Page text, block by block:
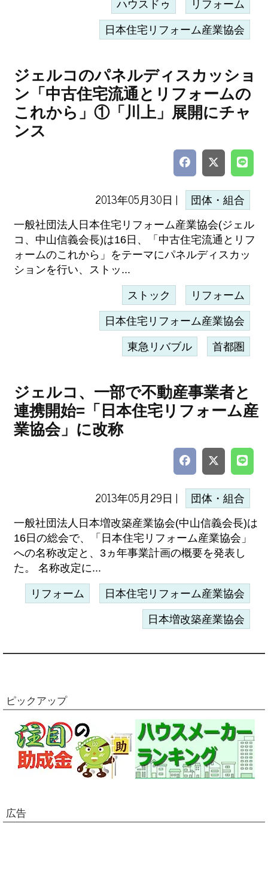
ハウスドゥ リフォーム
日本住宅リフォーム産業協会
ジェルコのパネルディスカッショ
ン「中古住宅流通とリフォームの
これから」①「川上」展開にチャ
ンス
2013年05月30日 | 団体・組合
一般社団法人日本住宅リフォーム産業協会(ジェル
コ、中山信義会長)は16日、「中古住宅流通とリフ
ォームのこれから」をテーマにパネルディスカッ
ションを行い、ストッ...
ストック リフォーム
日本住宅リフォーム産業協会
東急リバブル 首都圏
ジェルコ、一部で不動産事業者と
連携開始=「日本住宅リフォーム産
業協会」に改称
2013年05月29日 | 団体・組合
一般社団法人日本増改築産業協会(中山信義会長)は
16日の総会で、「日本住宅リフォーム産業協会」
への名称改定と、3ヵ年事業計画の概要を発表し
た。 名称改定に...
リフォーム 日本住宅リフォーム産業協会
日本増改築産業協会
ピックアップ
広告